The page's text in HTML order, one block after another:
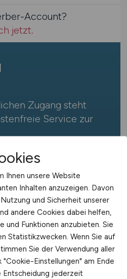
Account?
jetzt.
Zugang steht
Service zur
ALLE.JOBS
und
und passende
die Jobangebote
per E-Mail –
keine offenen neuen
Ihnen unsere Website
Inhalten anzuzeigen. Davon
und Sicherheit unserer
andere Cookies dabei helfen,
und Funktionen anzubieten. Sie
Statistikzwecken. Wenn Sie auf
Sie der Verwendung aller
"Cookie-Einstellungen" am Ende
Entscheidung jederzeit